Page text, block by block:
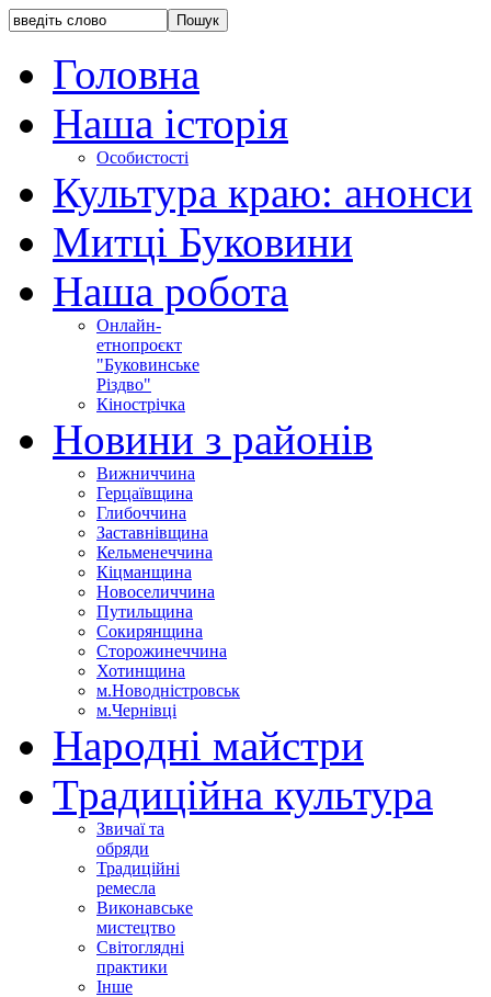
Головна
Наша історія
Особистості
Культура краю: анонси
Митці Буковини
Наша робота
Онлайн-
етнопроєкт
"Буковинське
Різдво"
Кінострічка
Новини з районів
Вижниччина
Герцаївщина
Глибоччина
Заставнівщина
Кельменеччина
Кіцманщина
Новоселиччина
Путильщина
Сокирянщина
Сторожинеччина
Хотинщина
м.Новодністровськ
м.Чернівці
Народні майстри
Традиційна культура
Звичаї та
обряди
Традиційні
ремесла
Виконавське
мистецтво
Світоглядні
практики
Інше